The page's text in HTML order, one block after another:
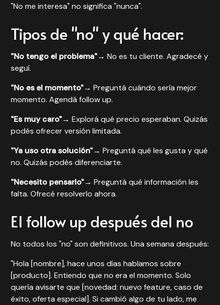
"No me interesa" no significa "nunca".
Tipos de "no" y qué hacer:
"No tengo el problema"→ No es tu cliente. Agradecé y
seguí.
"No es el momento"→ Preguntá cuándo sería mejor
momento. Agendá follow up.
"Es muy caro"→ Explorá qué precio esperaban. Quizás
podés ofrecer versión limitada.
"Ya uso otra solución"→ Preguntá qué les gusta y qué
no. Quizás podés diferenciarte.
"Necesito pensarlo"→ Preguntá qué información les
falta. Ofrecé resolverlo ahora.
El follow up después del no
No todos los "no" son definitivos. Una semana después:
"Hola [nombre], hace unos días hablamos sobre
[producto]. Entiendo que no era el momento. Solo
quería avisarte que [novedad: nuevo feature, caso de
éxito, oferta especial]. Si cambió algo de tu lado, me